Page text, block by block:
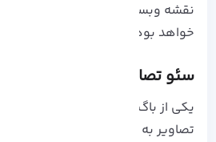
نقشه وبسایت نیز برای شما ا کمک
خواهد بود.
سئو تصاویر
یکی از باگ های اصلی یواست، وارد
تصاویر به صورت دستی است. اگر در